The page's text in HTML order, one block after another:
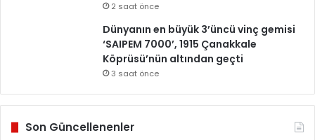
2 saat önce
Dünyanın en büyük 3’üncü vinç gemisi
‘SAIPEM 7000’, 1915 Çanakkale
Köprüsü’nün altından geçti
3 saat önce
Son Güncellenenler